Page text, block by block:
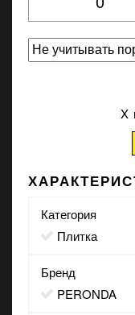
X
Категория
Плитка
Бренд
PERONDA